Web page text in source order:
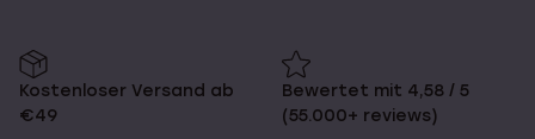
Kostenloser Versand ab
€49
Bewertet mit 4,58 / 5
(55.000+ reviews)